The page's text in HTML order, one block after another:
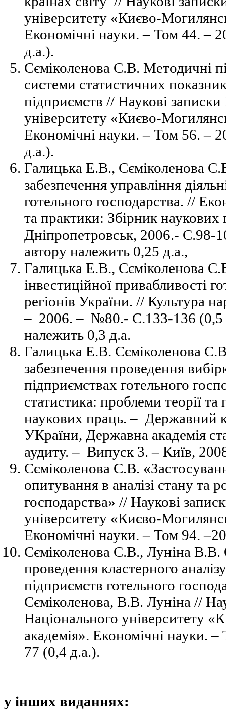
університету «Києво-
Економічні науки. – Том 44. –
д.а.).
Cєміколенова С.В. Методичні
системи статистичних
підприємств // Наукові
університету «Києво-
Економічні науки. – Том 56. –
д.а.).
Галицька Е.В., Сєміколенова
забезпечення управління
готельного господарства. //
та практики: Збірник
Дніпропетровськ, 2006.- С.98-
автору належить 0,25 д.а.,
Галицька Е.В., Сєміколенова
інвестиційної привабливості
регіонів України. // Культура
– 2006. – №80.- С.133-136 (0,5
належить 0,3 д.а.
Галицька Е.В. Сєміколенова
забезпечення проведення
підприємствах готельного
статистика: проблеми теорії
наукових праць. – Державний
УКраїни, Державна академія
аудиту. – Випуск 3. – Київ,
Сєміколенова С.В.
опитування в аналізі стану та
господарства» // Наукові
університету «Києво-
Економічні науки. – Том 94.
Сєміколенова С.В., Луніна В.В.
проведення кластерного
підприємств готельного
Сєміколенова, В.В. Луніна //
Національного університету
академія». Економічні науки. –
77 (0,4 д.а.).
у інших виданнях: